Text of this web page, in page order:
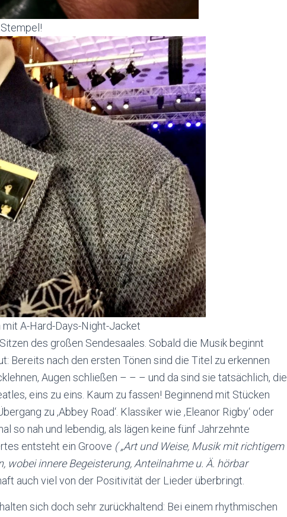
A-Hard-Days-Night-Jacket
des großen Sendesaales. Sobald die Musik beginnt
Bereits nach den ersten Tönen sind die Titel zu erkennen
Augen schließen – – – und da sind sie tatsächlich, die
eins zu eins. Kaum zu fassen! Beginnend mit Stücken
zu ‚Abbey Road‘. Klassiker wie ‚Eleanor Rigby‘ oder
so nah und lebendig, als lägen keine fünf Jahrzehnte
entsteht ein Groove ( „Art und Weise, Musik mit richtigem
wobei innere Begeisterung, Anteilnahme u. Ä. hörbar
auch viel von der Positivität der Lieder überbringt.
sich doch sehr zurückhaltend: Bei einem rhythmischen